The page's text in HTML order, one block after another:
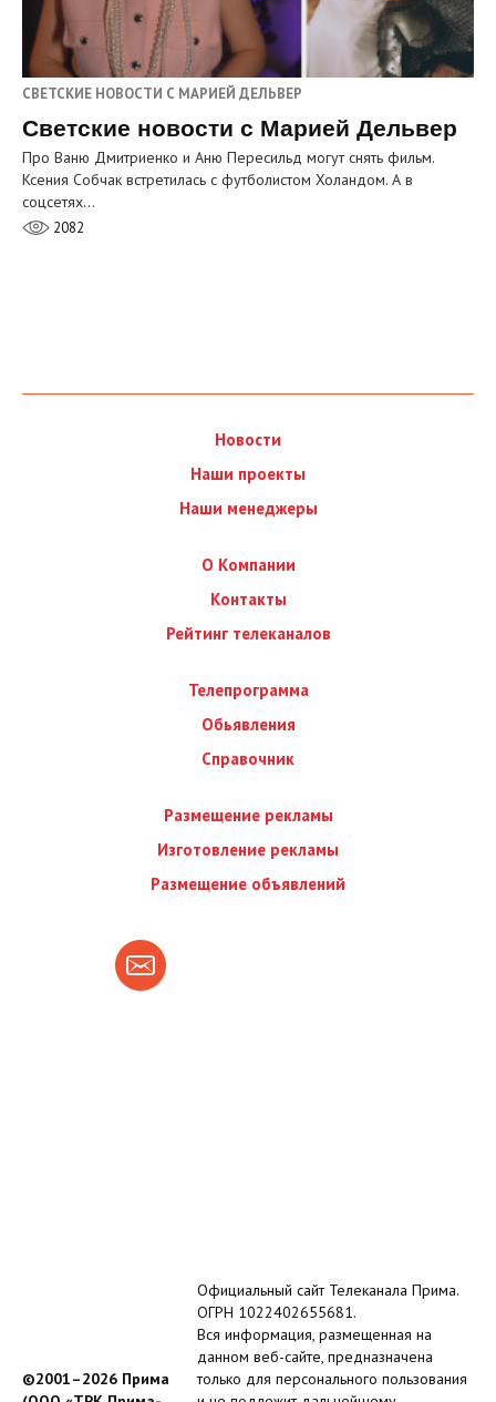
СВЕТСКИЕ НОВОСТИ С МАРИЕЙ ДЕЛЬВЕР
Светские новости с Марией Дельвер
Про Ваню Дмитриенко и Аню Пересильд могут снять фильм.
Ксения Собчак встретилась с футболистом Холандом. А в
соцсетях…
2082
Новости
Наши проекты
Наши менеджеры
О Компании
Контакты
Рейтинг телеканалов
Телепрограмма
Обьявления
Справочник
Размещение рекламы
Изготовление рекламы
Размещение объявлений
©2001–2026 Прима
Официальный сайт Телеканала Прима.
ОГРН 1022402655681.
Вся информация, размещенная на
данном веб-сайте, предназначена
только для персонального пользования